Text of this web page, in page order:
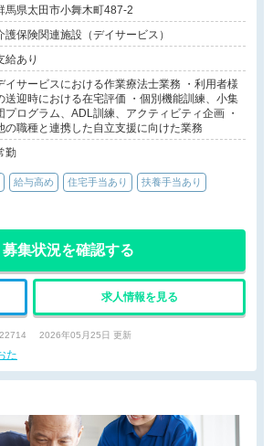
馬県太田市小舞木町487-2
護保険関連施設（デイサービス）
給あり
イサービスにおける作業療法士業務 ・利用者様
送迎時における在宅評価 ・個別機能訓練、小集
プログラム、ADL訓練、アクティビティ企画 ・
の職種と連携した自立支援に向けた業務
勤
給与高め 住宅手当あり 扶養手当あり
募集状況を確認する
求人情報を見る
2026年05月25日 更新
た